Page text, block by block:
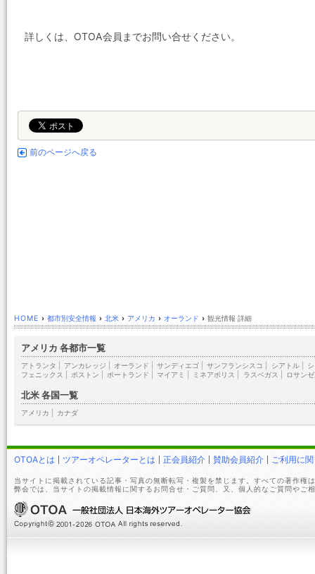
詳しくは、OTOA会員までお問い合せください。
前のページへ戻る
HOME › 都市別安全情報 › 北米 › アメリカ › オーランド › 観光情報 詳細
アメリカ 各都市一覧
アトランタ アンカレッジ オーランド サンディエゴ サンフランシスコ シアトル|
フェニックス
ボストン ポートランド マイアミ ミネアポリス ラスベガス ロサン
北米 各国一覧
アメリカ カナダ
OTOAとは ツアーオペレーターとは 正会員紹介 賛助会員紹介 ご利用に
当サイトに掲載されている記事・写真の無断転写・複製を禁じます。すべての著作権
弊会では、当サイトの掲載情報に関するお問合せ・ご質問、又、個人的なご質問やご